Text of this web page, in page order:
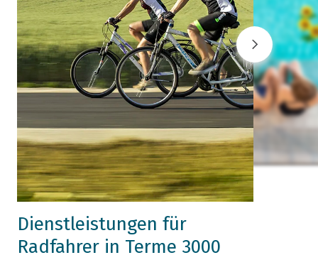
Dienstleistungen für
Radfahrer in Terme 3000